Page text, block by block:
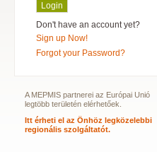
Don't have an account yet?
Sign up Now!
Forgot your Password?
A MEPMIS partnerei az Európai Unió
legtöbb területén elérhetőek.
Itt érheti el az Önhöz legközelebbi
regionális szolgáltatót.